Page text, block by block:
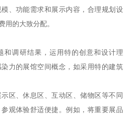
、功能需求和展示内容，合理规划设
用的大致分配。
和调研结果，运用特的创意和设计理
力的展馆空间概念，如采用特的建筑
区、休息区、互动区、储物区等不同
观体验舒适便捷。例如，将重要展品